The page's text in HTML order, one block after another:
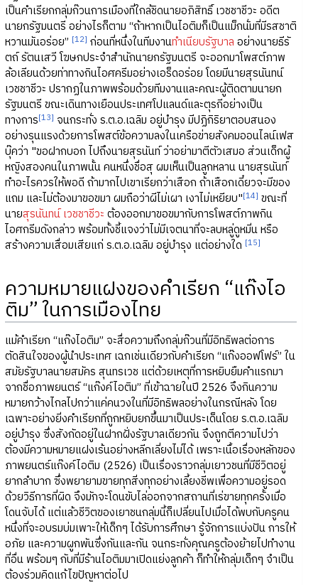
เป็นคำเรียกกลุ่มก๊วนการเมืองที่ใกล้ชิดนายอภิสิทธิ์ เวชชาชีวะ อดีต
นายกรัฐมนตรี อย่างไรก็ตาม “ถ้าหากเป็นไอติมก็เป็นแม็กนั่มที่มีรสชาติ
หวานมันอร่อย” [12] ก่อนที่หนึ่งในทีมงานทำเนียบรัฐบาล อย่างนายธีรั
ตถ์ รัตนเสวี โฆษกประจำสำนักนายกรัฐมนตรี จะออกมาโพสต์ภาพ
ล้อเลียนด้วยท่าทางกินไอศครีมอย่างเอร็ดอร่อย โดยมีนายสุรนันทน์
เวชชาชีวะ ปรากฏในภาพพร้อมด้วยทีมงานและคณะผู้ติดตามนายก
รัฐมนตรี ขณะเดินทางเยือนประเทศโปแลนด์และตุรกีอย่างเป็น
ทางการ[13] จนกระทั่ง ร.ต.อ.เฉลิม อยู่บำรุง มีปฏิกิริยาตอบสนอง
อย่างรุนแรงด้วยการโพสต์ข้อความลงในเครือข่ายสังคมออนไลน์เฟส
บุ๊คว่า "ขอฝากบอก ไปถึงนายสุรนันท์ ว่าอย่ามาตีตัวเสมอ ส่วนเด็กผู้
หญิงสองคนในภาพนั้น คนหนึ่งชื่อสุ ผมเห็นเป็นลูกหลาน นายสุรนันท์
ทำอะไรควรให้พอดี ถ้ามากไปเขาเรียกว่าเสือก ถ้าเสือกเดี๋ยวจะมีของ
แถม และไม่ต้องมาขอขมา ผมถือว่าผีไม่เผา เงาไม่เหยียบ"[14] ขณะที่
นายสุรนันทน์ เวชชาชีวะ ต้องออกมาขอขมากับการโพสต์ภาพกิน
ไอศกรีมดังกล่าว พร้อมทั้งชี้แจงว่าไม่มีเจตนาที่จะลบหลู่ดูหมิ่น หรือ
สร้างความเสื่อมเสียแก่ ร.ต.อ.เฉลิม อยู่บำรุง แต่อย่างใด [15]
ความหมายแฝงของคำเรียก “แก๊งไอ
ติม” ในการเมืองไทย
แม้คำเรียก “แก๊งไอติม” จะสื่อความถึงกลุ่มก๊วนที่มีอิทธิพลต่อการ
ตัดสินใจของผู้นำประเทศ เฉกเช่นเดียวกับคำเรียก “แก๊งออฟโฟร์” ใน
สมัยรัฐบาลนายสมัคร สุนทรเวช แต่ด้วยเหตุที่การหยิบยืมคำแรกมา
จากชื่อภาพยนตร์ “แก๊งค์ไอติม” ที่เข้าฉายในปี 2526 จึงกินความ
หมายกว้างไกลไปกว่าแค่คนวงในที่มีอิทธิพลอย่างในกรณีหลัง โดย
เฉพาะอย่างยิ่งคำเรียกที่ถูกหยิบยกขึ้นมาเป็นประเด็นโดย ร.ต.อ.เฉลิม
อยู่บำรุง ซึ่งสังกัดอยู่ในฝากฝั่งรัฐบาลเดียวกัน จึงถูกตีความไปว่า
ต้องมีความหมายแฝงเร้นอย่างหลีกเลี่ยงไม่ได้ เพราะเนื้อเรื่องหลักของ
ภาพยนตร์แก๊งค์ไอติม (2526) เป็นเรื่องราวกลุ่มเยาวชนที่มีชีวิตอยู่
ยากลำบาก ซึ่งพยายามขายทุกสิ่งทุกอย่างเลี้ยงชีพเพื่อความอยู่รอด
ด้วยวิธีการที่ผิด จึงมักจะโดนขับไล่ออกจากสถานที่เร่ขายทุกครั้งเมื่อ
โดนจับได้ แต่แล้วชีวิตของเยาชนกลุ่มนี้ก็เปลี่ยนไปเมื่อได้พบกับครูคน
หนึ่งที่จะอบรมบ่มเพาะให้เด็กๆ ได้รับการศึกษา รู้จักการแบ่งปัน การให้
อภัย และความผูกพันซึ่งกันและกัน จนกระทั่งคุณครูต้องย้ายไปทำงาน
ที่อื่น พร้อมๆ กับที่มีร้านไอติมมาเปิดแย่งลูกค้า ก็ทำให้กลุ่มเด็กๆ จำเป็น
ต้องร่วมคิดแก้ไขปัญหาต่อไป